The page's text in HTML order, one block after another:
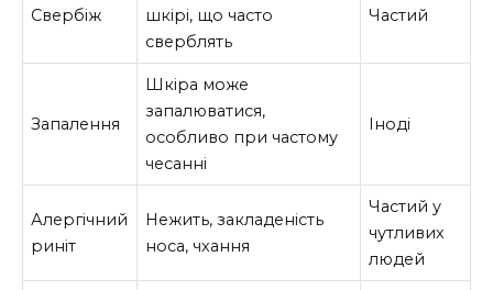
Свербіж
шкірі, що часто
сверблять
Частий
Запалення
Шкіра може
запалюватися,
особливо при частому
чесанні
Іноді
Алергічний
риніт
Нежить, закладеність
носа, чхання
Частий у
чутливих
людей